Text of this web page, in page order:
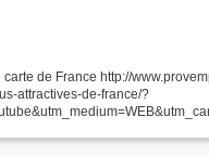
carte de France http://
attractives-de-france/?